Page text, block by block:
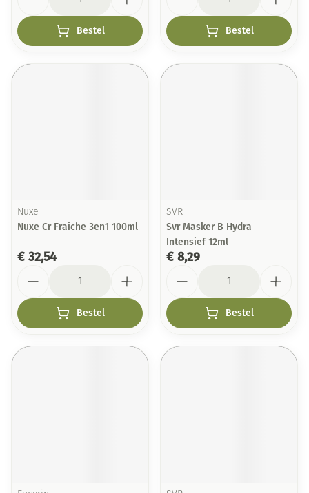
Bestel Bestel
Nuxe
Nuxe Cr Fraiche 3en1 100ml
€ 32,54
Bestel
SVR
Svr Masker B Hydra
Intensief 12ml
€ 8,29
Bestel